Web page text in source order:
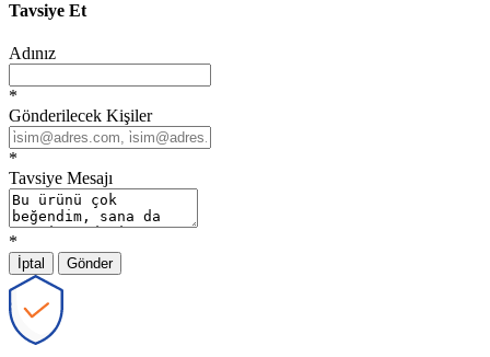
Tavsiye Et
Adınız
*
Gönderilecek Kişiler
*
Tavsiye Mesajı
*
İptal Gönder